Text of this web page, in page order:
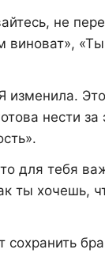
не
виноват»,
изменила.
нести за
для тебя
ты хочешь,
сохранить